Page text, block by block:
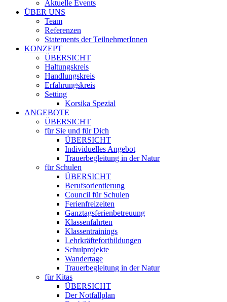
Aktuelle Events
ÜBER UNS
Team
Referenzen
Statements der TeilnehmerInnen
KONZEPT
ÜBERSICHT
Haltungskreis
Handlungskreis
Erfahrungskreis
Setting
Korsika Spezial
ANGEBOTE
ÜBERSICHT
für Sie und für Dich
ÜBERSICHT
Individuelles Angebot
Trauerbegleitung in der Natur
für Schulen
ÜBERSICHT
Berufsorientierung
Council für Schulen
Ferienfreizeiten
Ganztagsferienbetreuung
Klassenfahrten
Klassentrainings
Lehrkräftefortbildungen
Schulprojekte
Wandertage
Trauerbegleitung in der Natur
für Kitas
ÜBERSICHT
Der Notfallplan